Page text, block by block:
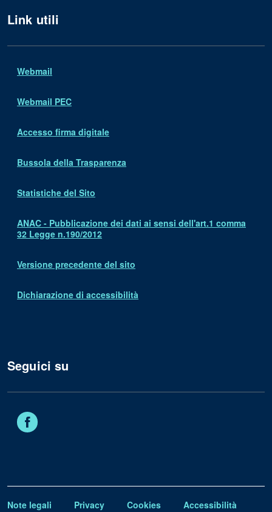
Link utili
Webmail
Webmail PEC
Accesso firma digitale
Bussola della Trasparenza
Statistiche del Sito
ANAC - Pubblicazione dei dati ai sensi dell'art.1 comma
32 Legge n.190/2012
Versione precedente del sito
Dichiarazione di accessibilità
Seguici su
Note legali Privacy Cookies Accessibilità